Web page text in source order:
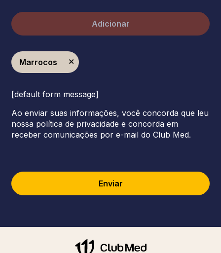
Adicionar
Marrocos
[default form message]
Ao enviar suas informações, você concorda que leu
nossa política de privacidade e concorda em
receber comunicações por e-mail do Club Med.
Enviar